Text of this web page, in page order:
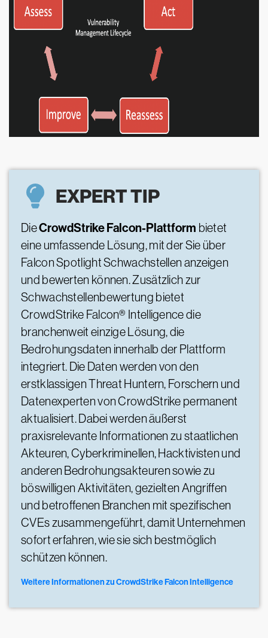
EXPERT TIP
DieCrowdStrike Falcon-Plattform bietet
eine umfassende Lösung, mit der Sie über
Falcon Spotlight Schwachstellen anzeigen
und bewerten können. Zusätzlich zur
Schwachstellenbewertung bietet
CrowdStrike Falcon® Intelligence die
branchenweit einzige Lösung, die
Bedrohungsdaten innerhalb der Plattform
integriert. Die Daten werden von den
erstklassigen Threat Huntern, Forschern und
Datenexperten von CrowdStrike permanent
aktualisiert. Dabei werden äußerst
praxisrelevante Informationen zu staatlichen
Akteuren, Cyberkriminellen, Hacktivisten und
anderen Bedrohungsakteuren sowie zu
böswilligen Aktivitäten, gezielten Angriffen
und betroffenen Branchen mit spezifischen
CVEs zusammengeführt, damit Unternehmen
sofort erfahren, wie sie sich bestmöglich
schützen können.
Weitere Informationen zu CrowdStrike Falcon Intelligence